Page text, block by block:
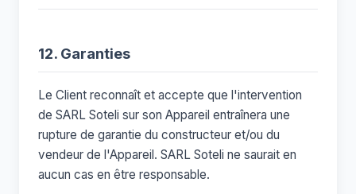
12. Garanties
Le Client reconnaît et accepte que l'intervention
de SARL Soteli sur son Appareil entraînera une
rupture de garantie du constructeur et/ou du
vendeur de l'Appareil. SARL Soteli ne saurait en
aucun cas en être responsable.